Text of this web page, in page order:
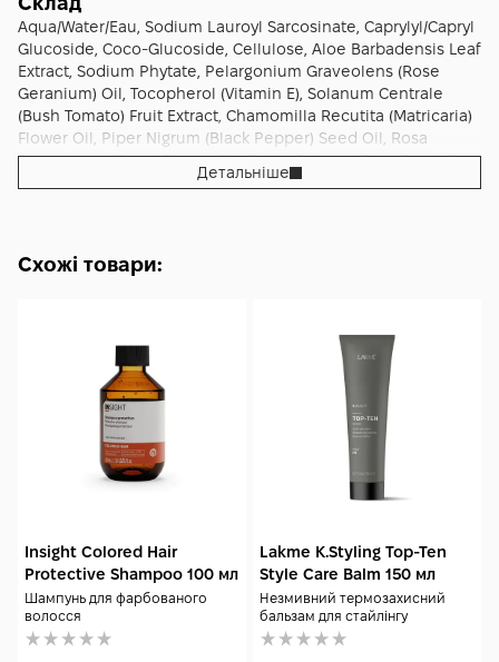
Aqua/Water/Eau, Sodium Lauroyl Sarcosinate, Caprylyl/Capryl
Glucoside, Coco-Glucoside, Cellulose, Aloe Barbadensis Leaf
Extract, Sodium Phytate, Pelargonium Graveolens (Rose
Geranium) Oil, Tocopherol (Vitamin E), Solanum Centrale
(Bush Tomato) Fruit Extract, Chamomilla Recutita (Matricaria)
Flower Oil, Piper Nigrum (Black Pepper) Seed Oil, Rosa
Damascena (Rose) Flower Oil, Salvia Sclarea (Clary Sage) Oil,
Benzyl Alcohol, Dehydroacetic Acid, Hydrolyzed Vegetable
Детальніше
Схожі товари:
Insight Colored Hair
Protective Shampoo 100 мл
Шампунь для фарбованого
волосся
Lakme K.Styling Top-Ten
Style Care Balm 150 мл
Незмивний термозахисний
бальзам для стайлінгу